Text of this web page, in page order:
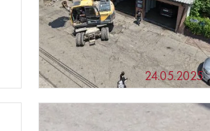
24.05.2025